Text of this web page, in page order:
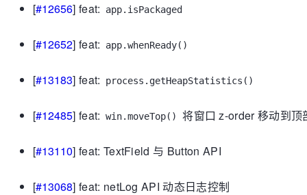
[#12656] feat: app.isPackaged
[#12652] feat: app.whenReady()
[#13183] feat: process.getHeapStatistics()
[#12485] feat: win.moveTop() 将窗口 z-order 移动到顶
[#13110] feat: TextField 与 Button API
[#13068] feat: netLog API 动态日志控制